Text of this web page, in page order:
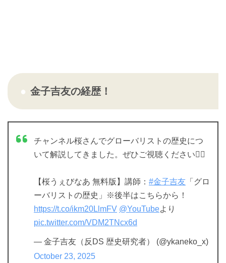
金子吉友の経歴！
チャンネル桜さんでグローバリストの歴史につ
いて解説してきました。ぜひご視聴ください🙇‍♂️
【桜うぇびなあ 無料版】講師： #金子吉友 「グロ
ーバリストの歴史」※後半はこちらから！
https://t.co/ikm20LlmFV @YouTubeより
pic.twitter.com/VDM2TNcx6d
— 金子吉友（反DS 歴史研究者） (@ykaneko_x)
October 23, 2025